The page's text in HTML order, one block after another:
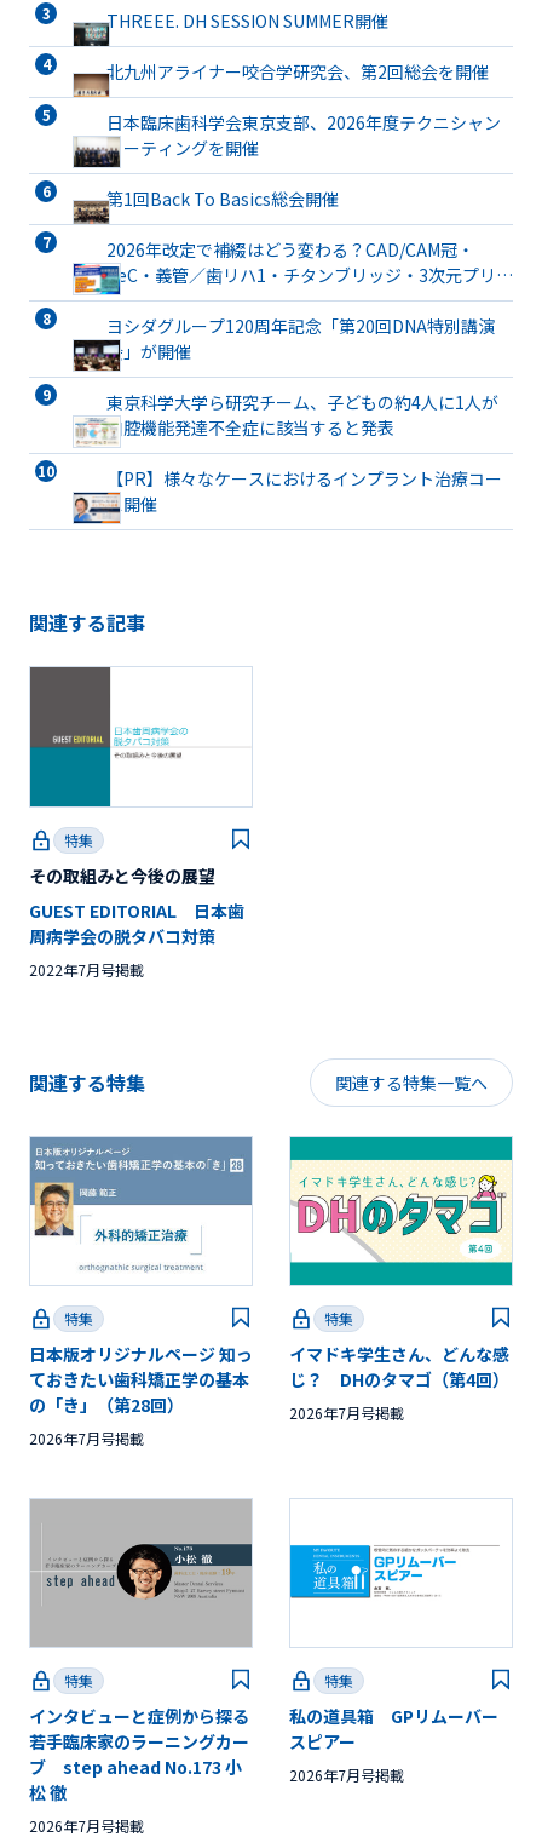
THREEE. DH SESSION SUMMER開催
北九州アライナー咬合学研究会、第2回総会を開催
日本臨床歯科学会東京支部、2026年度テクニシャン
ミーティングを開催
第1回Back To Basics総会開催
2026年改定で補綴はどう変わる？CAD/CAM冠・
TeC・義管／歯リハ1・チタンブリッジ・3次元プリン
ト有床義歯まで詳解
ヨシダグループ120周年記念「第20回DNA特別講演
会」が開催
東京科学大学ら研究チーム、子どもの約4人に1人が
口腔機能発達不全症に該当すると発表
【PR】様々なケースにおけるインプラント治療コー
ス開催
関連する記事
特集
その取組みと今後の展望
GUEST EDITORIAL 日本歯
周病学会の脱タバコ対策
2022年7月号掲載
関連する特集 関連する特集一覧へ
特集
日本版オリジナルページ 知っ
ておきたい歯科矯正学の基本
の「き」（第28回）
2026年7月号掲載
特集
イマドキ学生さん、どんな感
じ？ DHのタマゴ（第4回）
2026年7月号掲載
特集
インタビューと症例から探る
若手臨床家のラーニングカー
ブ step ahead No.173 小
松 徹
2026年7月号掲載
特集
私の道具箱 GPリムーバー
スピアー
2026年7月号掲載